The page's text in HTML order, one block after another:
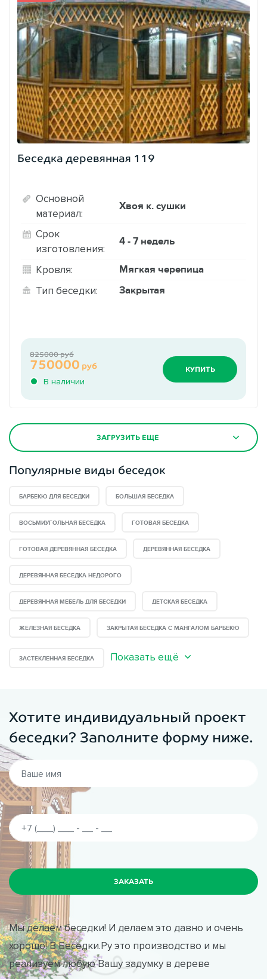
Беседка деревянная 119
Основной
материал:
Хвоя к. сушки
Срок
изготовления:
4 - 7 недель
Кровля: Мягкая черепица
Тип беседки: Закрытая
В наличии
750000 руб
825000 руб
КУПИТЬ
ЗАГРУЗИТЬ ЕЩЕ
Популярные виды беседок
БАРБЕКЮ ДЛЯ БЕСЕДКИ БОЛЬШАЯ БЕСЕДКА
ВОСЬМИУГОЛЬНАЯ БЕСЕДКА ГОТОВАЯ БЕСЕДКА
ГОТОВАЯ ДЕРЕВЯННАЯ БЕСЕДКА ДЕРЕВЯННАЯ БЕСЕДКА
ДЕРЕВЯННАЯ БЕСЕДКА НЕДОРОГО
ДЕРЕВЯННАЯ МЕБЕЛЬ ДЛЯ БЕСЕДКИ ДЕТСКАЯ БЕСЕДКА
ЖЕЛЕЗНАЯ БЕСЕДКА ЗАКРЫТАЯ БЕСЕДКА С МАНГАЛОМ БАРБЕКЮ
ЗАСТЕКЛЕННАЯ БЕСЕДКА Показать ещё
Хотите индивидуальный проект
беседки? Заполните форму ниже.
Мы делаем беседки! И делаем это давно и очень
хорошо! В Беседки.Ру это производство и мы
реализуем любую Вашу задумку в дереве